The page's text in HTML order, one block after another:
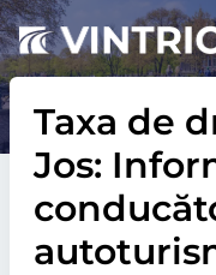
Taxa de
Jos: